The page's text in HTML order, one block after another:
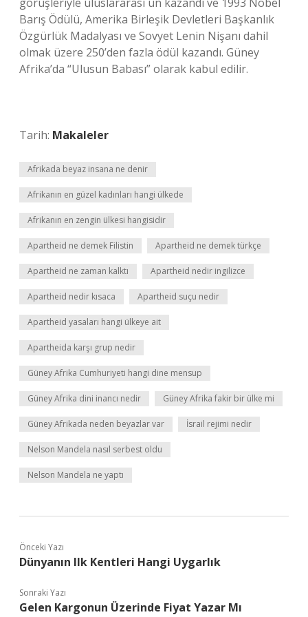
Barış Ödülü, Amerika Birleşik Devletleri Başkanlık
Özgürlük Madalyası ve Sovyet Lenin Nişanı dahil
olmak üzere 250’den fazla ödül kazandı. Güney
Afrika’da “Ulusun Babası” olarak kabul edilir.
Tarih: Makaleler
Afrikada beyaz insana ne denir
Afrikanın en güzel kadınları hangi ülkede
Afrikanın en zengin ülkesi hangisidir
Apartheid ne demek Filistin Apartheid ne demek türkçe
Apartheid ne zaman kalktı Apartheid nedir ingilizce
Apartheid nedir kısaca Apartheid suçu nedir
Apartheid yasaları hangi ülkeye ait
Apartheida karşı grup nedir
Güney Afrika Cumhuriyeti hangi dine mensup
Güney Afrika dini inancı nedir Güney Afrika fakir bir ülke mi
Güney Afrikada neden beyazlar var İsrail rejimi nedir
Nelson Mandela nasıl serbest oldu
Nelson Mandela ne yaptı
Önceki Yazı
Dünyanın Ilk Kentleri Hangi Uygarlık
Sonraki Yazı
Gelen Kargonun Üzerinde Fiyat Yazar Mı